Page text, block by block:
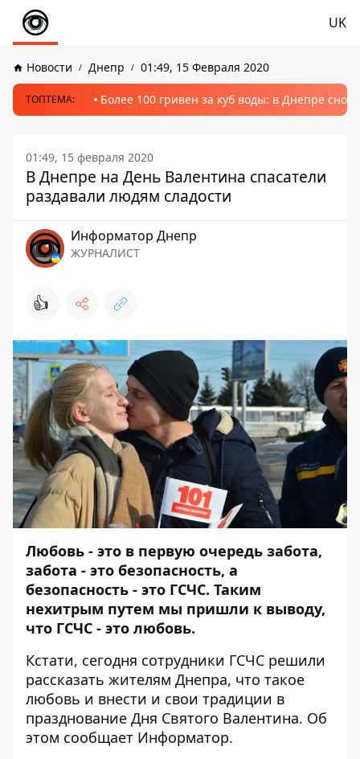
UK
Новости Днепр 01:49, 15 Февраля 2020
ТОПТЕМА: Более 100 гривен за куб воды: в Днепре
01:49, 15 февраля 2020
В Днепре на День Валентина спасатели
раздавали людям сладости
Информатор Днепр
ЖУРНАЛИСТ
👍
Любовь - это в первую очередь забота,
забота - это безопасность, а
безопасность - это ГСЧС. Таким
нехитрым путем мы пришли к выводу,
что ГСЧС - это любовь.
Кстати, сегодня сотрудники ГСЧС решили
рассказать жителям Днепра, что такое
любовь и внести и свои традиции в
празднование Дня Святого Валентина. Об
этом сообщает Информатор.